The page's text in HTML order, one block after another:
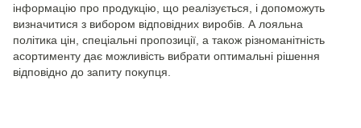
інформацію про продукцію, що реалізується, і допоможуть
визначитися з вибором відповідних виробів. А лояльна
політика цін, спеціальні пропозиції, а також різноманітність
асортименту дає можливість вибрати оптимальні рішення
відповідно до запиту покупця.